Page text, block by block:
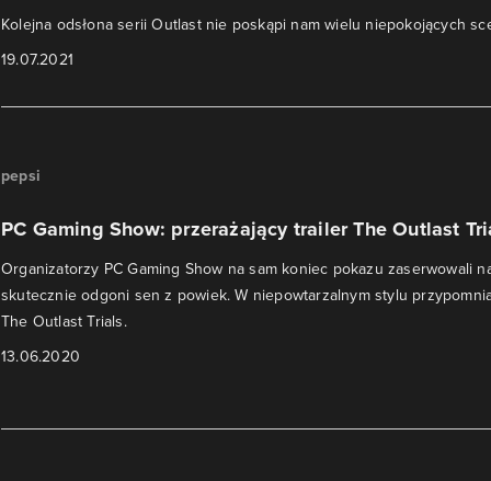
Kolejna odsłona serii Outlast nie poskąpi nam wielu niepokojących
19.07.2021
pepsi
PC Gaming Show: przerażający trailer The Outlast
Organizatorzy PC Gaming Show na sam koniec pokazu zaserwowali
skutecznie odgoni sen z powiek. W niepowtarzalnym stylu
The Outlast Trials.
13.06.2020